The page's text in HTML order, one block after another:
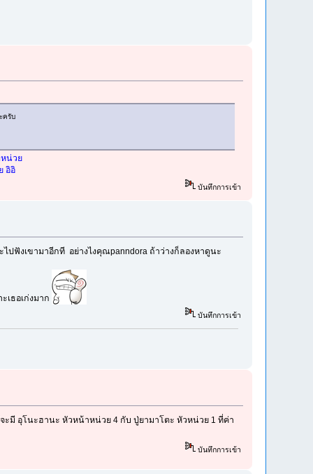
ครับ
น่วย
อิอิ
บันทึกการเข้า
ปฟังเขามาอีกที อย่างไงคุณpanndora ถ้าว่างก็ลองหาดูนะ
เธอเก่งมาก
บันทึกการเข้า
มี อุโนะฮานะ หัวหน้าหน่วย 4 กับ ปู่ยามาโตะ หัวหน่วย 1 ที่ค่า
บันทึกการเข้า